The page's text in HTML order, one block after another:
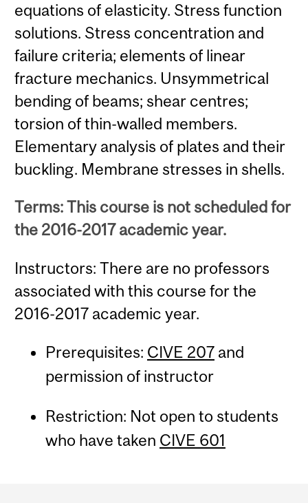
equations of elasticity. Stress function
solutions. Stress concentration and
failure criteria; elements of linear
fracture mechanics. Unsymmetrical
bending of beams; shear centres;
torsion of thin-walled members.
Elementary analysis of plates and their
buckling. Membrane stresses in shells.
Terms: This course is not scheduled for
the 2016-2017 academic year.
Instructors: There are no professors
associated with this course for the
2016-2017 academic year.
Prerequisites: CIVE 207and
permission of instructor
Restriction: Not open to students
who have taken CIVE 601